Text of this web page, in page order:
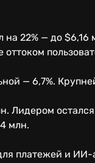
22% — до $6,16
— 6,7%.
Лидером
млн.
платежей и